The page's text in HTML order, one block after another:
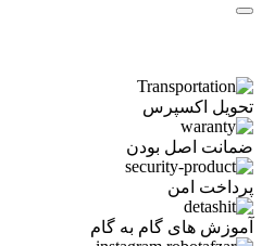
تحویل اکسپرس
ضمانت اصل بودن
پرداخت امن
آموزش های گام به گام